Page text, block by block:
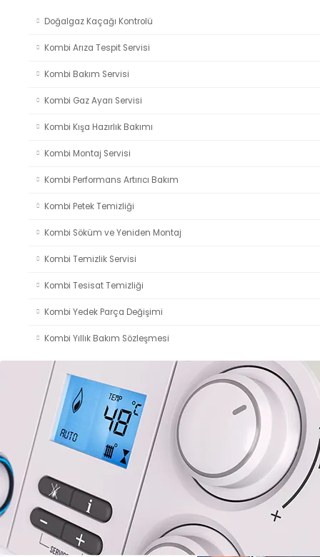
Doğalgaz Kaçağı Kontrolü
Kombi Arıza Tespit Servisi
Kombi Bakım Servisi
Kombi Gaz Ayarı Servisi
Kombi Kışa Hazırlık Bakımı
Kombi Montaj Servisi
Kombi Performans Artırıcı Bakım
Kombi Petek Temizliği
Kombi Söküm ve Yeniden Montaj
Kombi Temizlik Servisi
Kombi Tesisat Temizliği
Kombi Yedek Parça Değişimi
Kombi Yıllık Bakım Sözleşmesi